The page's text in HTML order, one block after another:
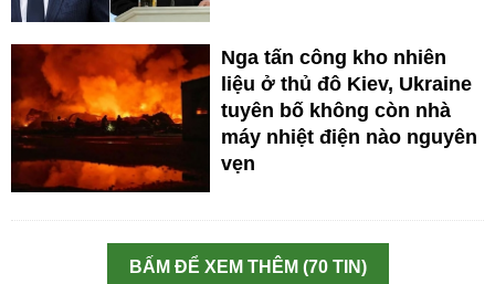
Nga tấn công kho nhiên
liệu ở thủ đô Kiev, Ukraine
tuyên bố không còn nhà
máy nhiệt điện nào nguyên
vẹn
BẤM ĐỂ XEM THÊM (70 TIN)